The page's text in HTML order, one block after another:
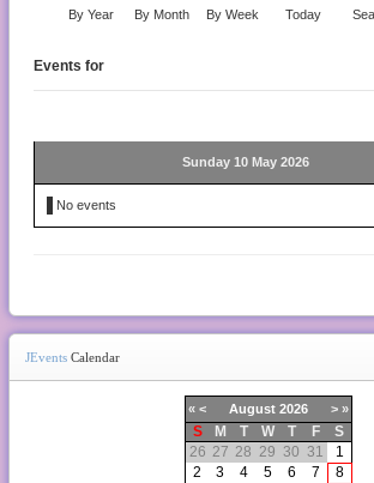
By Year By Month By Week Today
Events for
Sunday 10 May 2026
No events
JEvents Calendar
« < August 2026 > »
S M T W T F
S
26 27 28 29 30 31
1
2
3 4 5 6 7
8